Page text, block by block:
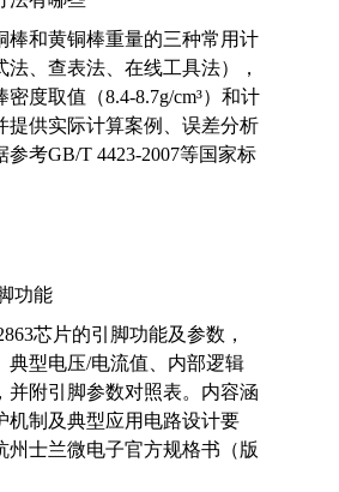
棒和黄铜棒重量的三种常用计
、查表法、在线工具法），
度取值（8.4-8.7g/cm³）和计
提供实际计算案例、误差分析
参考GB/T 4423-2007等国家标
功能
芯片的引脚功能及参数，
典型电压/电流值、内部逻辑
并附引脚参数对照表。内容涵
机制及典型应用电路设计要
州士兰微电子官方规格书（版